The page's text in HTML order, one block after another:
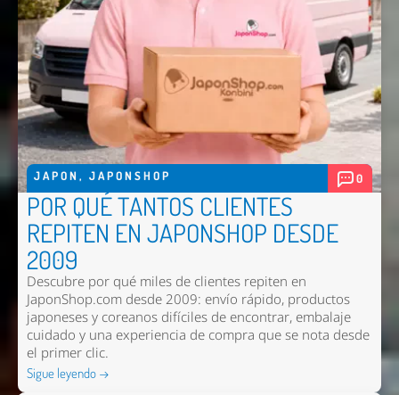
JAPON , JAPONSHOP 0
POR QUÉ TANTOS CLIENTES
REPITEN EN JAPONSHOP DESDE
2009
Descubre por qué miles de clientes repiten en
JaponShop.com desde 2009: envío rápido, productos
japoneses y coreanos difíciles de encontrar, embalaje
cuidado y una experiencia de compra que se nota desde
el primer clic.
Sigue leyendo →